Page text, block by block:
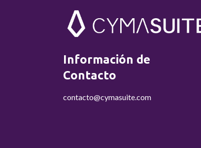
Información de
Contacto
contacto@cymasuite.com